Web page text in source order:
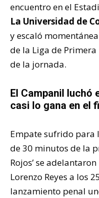
encuentro en el
La Universidad de
y escaló
de la Liga de
de la jornada.
El Campanil luchó
casi lo gana en el
Empate sufrido para
de 30 minutos de la
Rojos’ se
Lorenzo Reyes a los
lanzamiento penal